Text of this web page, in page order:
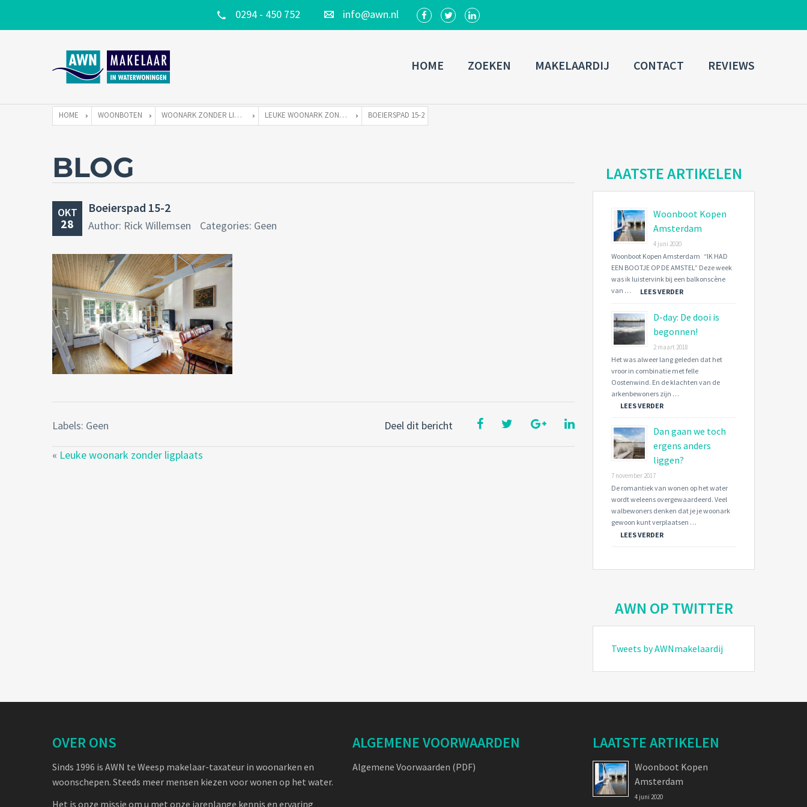
0294 - 450 752 info@awn.nl
Username
Connect with:
Forgot
password? SIGN IN
Remember me
HOME ZOEKEN MAKELAARDIJ CONTACT REVIEWS
HOME WOONBOTEN WOONARK ZONDER LIGPLAATS LEUKE WOONARK ZONDER LIGPLAATS BOEIERSPAD 15-2
BLOG
OKT
28
Boeierspad 15-2
Author: Rick Willemsen Categories: Geen
Deel dit bericht
Labels: Geen
« Leuke woonark zonder ligplaats
LAATSTE ARTIKELEN
Woonboot Kopen
Amsterdam
4 juni 2020
Woonboot Kopen Amsterdam “IK HAD
EEN BOOTJE OP DE AMSTEL” Deze week
was ik luistervink bij een balkonscène
van …
LEES VERDER
D-day: De dooi is
begonnen!
2 maart 2018
Het was alweer lang geleden dat het
vroor in combinatie met felle
Oostenwind. En de klachten van de
arkenbewoners zijn …
LEES VERDER
Dan gaan we toch
ergens anders
liggen?
7 november 2017
De romantiek van wonen op het water
wordt weleens overgewaardeerd. Veel
walbewoners denken dat je je woonark
gewoon kunt verplaatsen …
LEES VERDER
AWN OP TWITTER
Tweets by AWNmakelaardij
OVER ONS
Sinds 1996 is AWN te Weesp makelaar-taxateur in woonarken en
woonschepen. Steeds meer mensen kiezen voor wonen op het water.
Het is onze missie om u met onze jarenlange kennis en ervaring
ALGEMENE VOORWAARDEN
Algemene Voorwaarden (PDF)
LAATSTE ARTIKELEN
Woonboot Kopen
Amsterdam
4 juni 2020